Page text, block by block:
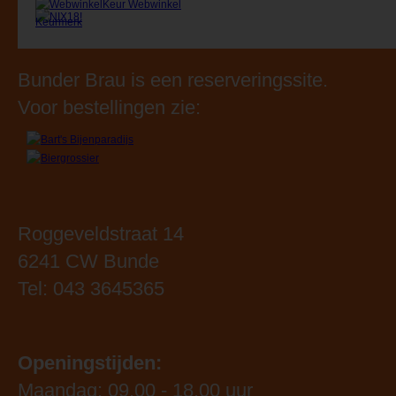
Bunder Brau is een reserveringssite.
Voor bestellingen zie:
Roggeveldstraat 14
6241 CW Bunde
Tel: 043 3645365
Openingstijden: